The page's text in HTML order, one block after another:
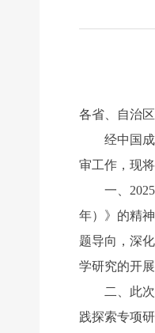
各省、自治
经中国成人
审工作，现
一、2025
年）》的精
题导向，深
学研究的开
二、此次申
践探索专项